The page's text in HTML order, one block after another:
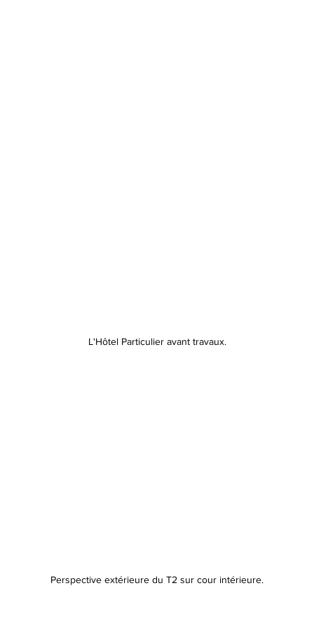
L'Hôtel Particulier avant travaux.
Perspective extérieure du T2 sur cour intérieure.